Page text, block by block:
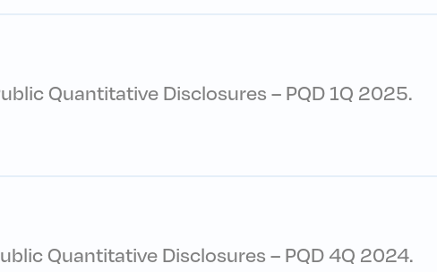
Quantitative Disclosures – PQD 1Q 2025.
Quantitative Disclosures – PQD 4Q 2024.